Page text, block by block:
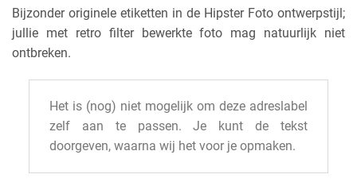
Bijzonder originele etiketten in de Hipster Foto ontwerpstijl;
jullie met retro filter bewerkte foto mag natuurlijk niet
ontbreken.
Het is (nog) niet mogelijk om deze adreslabel
zelf aan te passen. Je kunt de tekst
doorgeven, waarna wij het voor je opmaken.